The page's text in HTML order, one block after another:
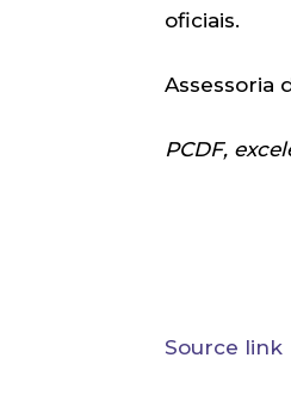
oficiais.
Assessoria
PCDF,
Source link